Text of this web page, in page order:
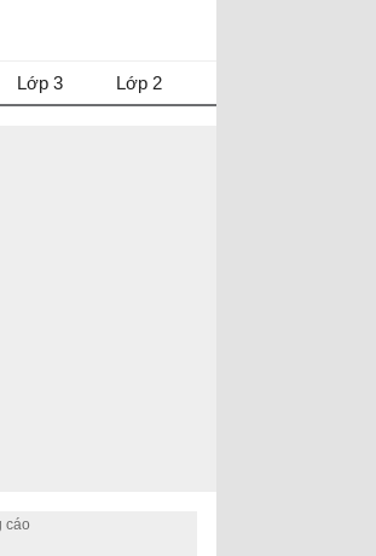
Lớp 3 Lớp 2